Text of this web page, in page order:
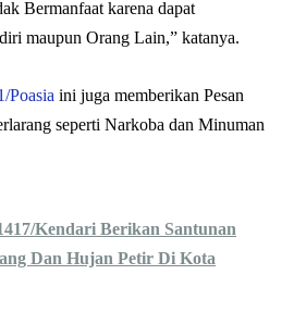
Bermanfaat karena dapat
maupun Orang Lain,” katanya.
Poasia ini juga memberikan Pesan
seperti Narkoba dan Minuman
Kendari Berikan Santunan
Dan Hujan Petir Di Kota